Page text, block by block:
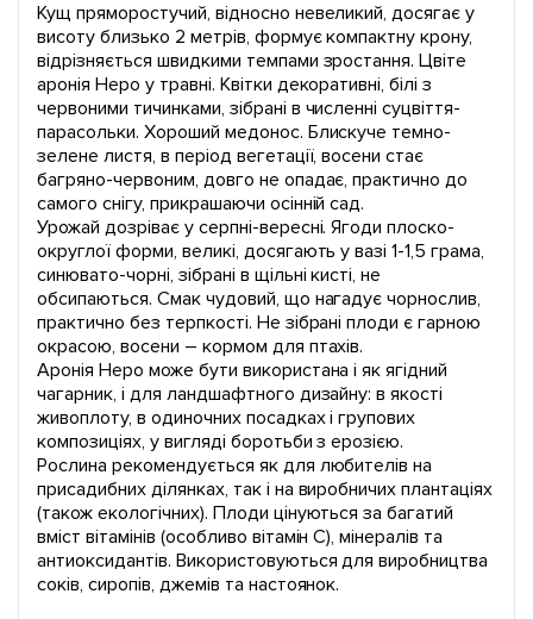
Кущ пряморостучий, відносно невеликий, досягає у
висоту близько 2 метрів, формує компактну крону,
відрізняється швидкими темпами зростання. Цвіте
аронія Неро у травні. Квітки декоративні, білі з
червоними тичинками, зібрані в численні суцвіття-
парасольки. Хороший медонос. Блискуче темно-
зелене листя, в період вегетації, восени стає
багряно-червоним, довго не опадає, практично до
самого снігу, прикрашаючи осінній сад.
Урожай дозріває у серпні-вересні. Ягоди плоско-
округлої форми, великі, досягають у вазі 1-1,5 грама,
синювато-чорні, зібрані в щільні кисті, не
обсипаються. Смак чудовий, що нагадує чорнослив,
практично без терпкості. Не зібрані плоди є гарною
окрасою, восени – кормом для птахів.
Аронія Неро може бути використана і як ягідний
чагарник, і для ландшафтного дизайну: в якості
живоплоту, в одиночних посадках і групових
композиціях, у вигляді боротьби з ерозією.
Рослина рекомендується як для любителів на
присадибних ділянках, так і на виробничих плантаціях
(також екологічних). Плоди цінуються за багатий
вміст вітамінів (особливо вітамін C), мінералів та
антиоксидантів. Використовуються для виробництва
соків, сиропів, джемів та настоянок.